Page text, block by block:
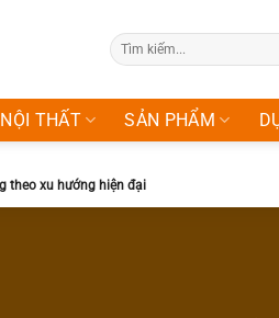
Tìm
kiếm:
THẤT SẢN PHẨM
theo xu hướng hiện đại